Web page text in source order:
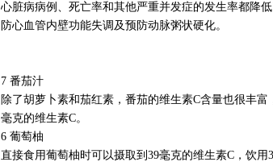
心脏病病例、死亡率和其他严重并发症的发生率都降
防心血管内壁功能失调及预防动脉粥状硬化。
7 番茄汁
除了胡萝卜素和茄红素，番茄的维生素C含量也很丰
毫克的维生素C。
6 葡萄柚
直接食用葡萄柚时可以摄取到39毫克的维生素C，饮用